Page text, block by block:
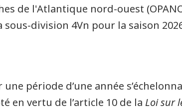
de l'Atlantique nord-ouest
division 4Vn pour la saison
période d’une année
en vertu de l’article 10 de la Loi sur